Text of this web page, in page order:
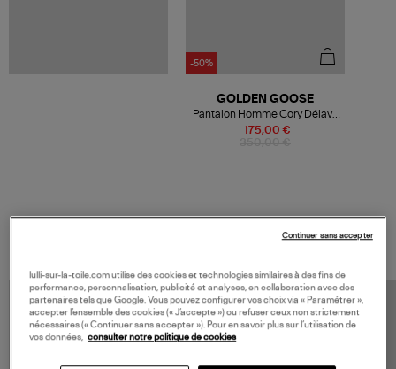
-50%
175,00 €
GOLDEN GOOSE
Pantalon Homme Cory Délavé
Noir
lulli-sur-la-toile.com utilise des cookies et technologies similaires à des fins de
performance, personnalisation, publicité et analyses, en collaboration avec des
partenaires tels que Google. Vous pouvez configurer vos choix via « Paramétrer »,
accepter l’ensemble des cookies (« J’accepte ») ou refuser ceux non strictement
nécessaires (« Continuer sans accepter »). Pour en savoir plus sur l’utilisation de
vos données,
consulter notre politique de cookies
Continuer sans accepter